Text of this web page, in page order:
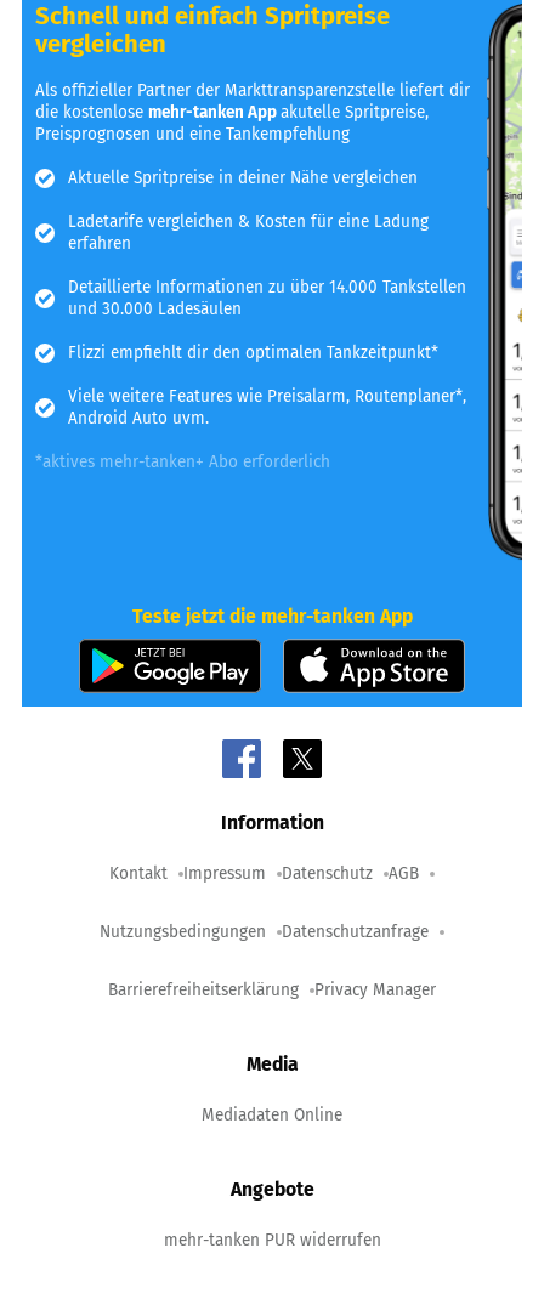
Schnell und einfach Spritpreise
vergleichen
Als offizieller Partner der Markttransparenzstelle liefert dir
die kostenlosemehr-tanken Appakutelle Spritpreise,
Preisprognosen und eine Tankempfehlung
Aktuelle Spritpreise in deiner Nähe vergleichen
Ladetarife vergleichen & Kosten für eine Ladung
erfahren
Detaillierte Informationen zu über 14.000 Tankstellen
und 30.000 Ladesäulen
Flizzi empfiehlt dir den optimalen Tankzeitpunkt*
Viele weitere Features wie Preisalarm, Routenplaner*,
Android Auto uvm.
*aktives mehr-tanken+ Abo erforderlich
Teste jetzt die mehr-tanken App
Information
Kontakt Impressum Datenschutz AGB
Nutzungsbedingungen Datenschutzanfrage
Barrierefreiheitserklärung Privacy Manager
Media
Mediadaten Online
Angebote
mehr-tanken PUR widerrufen